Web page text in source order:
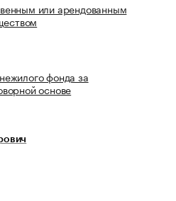
или арендованным
фонда за
основе